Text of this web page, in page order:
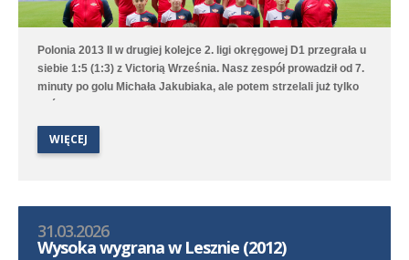
Polonia 2013 II w drugiej kolejce 2. ligi okręgowej D1 przegrała u
siebie 1:5 (1:3) z Victorią Września. Nasz zespół prowadził od 7.
minuty po golu Michała Jakubiaka, ale potem strzelali już tylko
WIĘCEJ
31.03.2026
Wysoka wygrana w Lesznie (2012)